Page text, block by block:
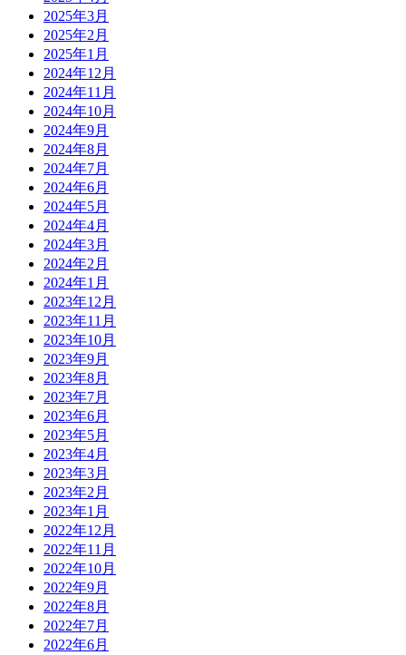
2025年3月
2025年2月
2025年1月
2024年12月
2024年11月
2024年10月
2024年9月
2024年8月
2024年7月
2024年6月
2024年5月
2024年4月
2024年3月
2024年2月
2024年1月
2023年12月
2023年11月
2023年10月
2023年9月
2023年8月
2023年7月
2023年6月
2023年5月
2023年4月
2023年3月
2023年2月
2023年1月
2022年12月
2022年11月
2022年10月
2022年9月
2022年8月
2022年7月
2022年6月